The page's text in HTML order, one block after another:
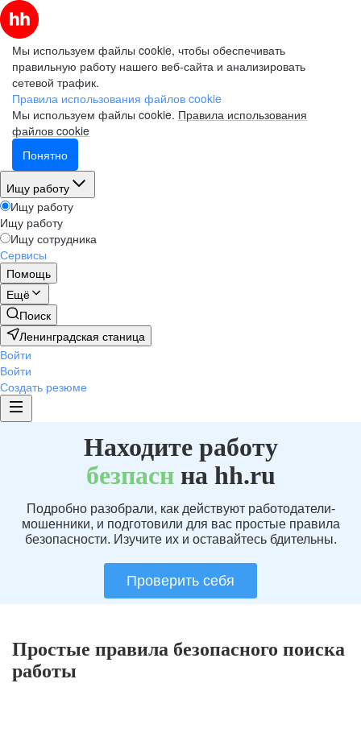
Мы используем файлы cookie, чтобы обеспечивать
правильную работу нашего веб-сайта и анализировать
сетевой трафик.
Правила использования файлов cookie
Мы используем файлы cookie. Правила использования
файлов cookie
Понятно
Ищу работу
Ищу работу
Ищу работу
Ищу сотрудника
Сервисы
Помощь
Ещё
Поиск
Ленинградская станица
Войти
Войти
Создать резюме
Находите работу
безпаснна hh.ru
Подробно разобрали, как действуют работодатели-
мошенники, и подготовили для вас простые правила
безопасности. Изучите их и оставайтесь бдительны.
Проверить себя
Простые правила безопасного поиска
работы